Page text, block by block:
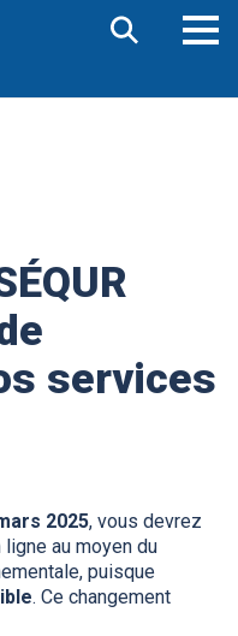
barre
services
2025, vous devrez
au moyen du
puisque
. Ce changement